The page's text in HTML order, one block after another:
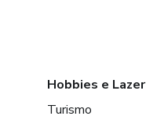
Hobbies e Lazer
Turismo